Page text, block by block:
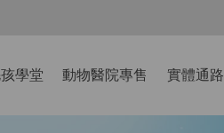
學堂 動物醫院專售 實體通路